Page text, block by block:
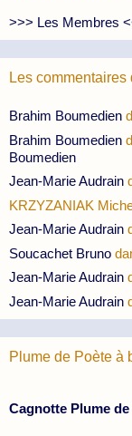
>>> Les Membres
Les commentaires
Brahim Boumedien
Brahim Boumedien
Boumedien
Jean-Marie Audrain
KRZYZANIAK
Jean-Marie Audrain
Soucachet Bruno
Jean-Marie Audrain
Jean-Marie Audrain
Plume de Poète à
Cagnotte Plume de